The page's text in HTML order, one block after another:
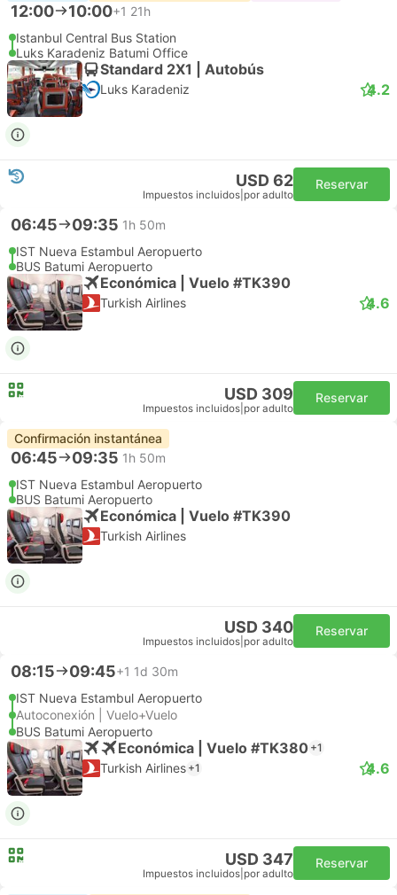
12:00 10:00+1 21h
Istanbul Central Bus Station
Luks Karadeniz Batumi Office
Standard 2X1 | Autobús
Luks Karadeniz 4.2
USD 62
Impuestos incluidos por adulto
Reservar
06:45 09:35 1h 50m
IST Nueva Estambul Aeropuerto
BUS Batumi Aeropuerto
Económica | Vuelo #TK390
Turkish Airlines 4.6
USD 309
Impuestos incluidos por adulto
Reservar
Confirmación instantánea
06:45 09:35 1h 50m
IST Nueva Estambul Aeropuerto
BUS Batumi Aeropuerto
Económica | Vuelo #TK390
Turkish Airlines
USD 340
Impuestos incluidos por adulto
Reservar
08:15 09:45+1 1d 30m
IST Nueva Estambul Aeropuerto
Autoconexión | Vuelo+Vuelo
BUS Batumi Aeropuerto
Económica | Vuelo #TK380 +1
Turkish Airlines +1 4.6
USD 347
Impuestos incluidos por adulto
Reservar